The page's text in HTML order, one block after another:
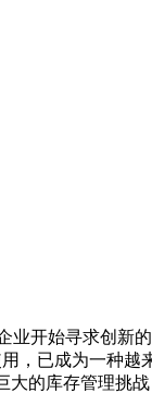
开始寻求创
，已成为一种
的库存管理